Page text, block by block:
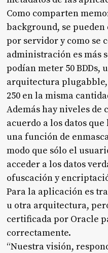
Como comparten
background, se
por servidor y como se
administración es más
podían meter 50 BDDs,
arquitectura
250 en la misma
Además hay niveles de
acuerdo a los datos
una función de
modo que sólo el
acceder a los datos
ofuscación y
Para la aplicación es
u otra arquitectura,
certificada por Oracle
correctamente.
“Nuestra visión,